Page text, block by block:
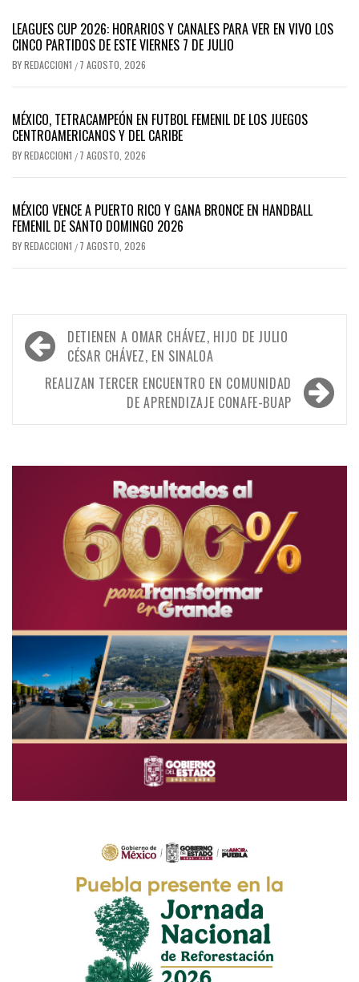
LEAGUES CUP 2026: HORARIOS Y CANALES PARA VER EN VIVO LOS
CINCO PARTIDOS DE ESTE VIERNES 7 DE JULIO
BYREDACCION1 / 7 AGOSTO, 2026
MÉXICO, TETRACAMPEÓN EN FUTBOL FEMENIL DE LOS JUEGOS
CENTROAMERICANOS Y DEL CARIBE
BYREDACCION1 / 7 AGOSTO, 2026
MÉXICO VENCE A PUERTO RICO Y GANA BRONCE EN HANDBALL
FEMENIL DE SANTO DOMINGO 2026
BYREDACCION1 / 7 AGOSTO, 2026
Navegación
de
entradas
DETIENEN A OMAR CHÁVEZ, HIJO DE JULIO
CÉSAR CHÁVEZ, EN SINALOA
REALIZAN TERCER ENCUENTRO EN COMUNIDAD
DE APRENDIZAJE CONAFE-BUAP